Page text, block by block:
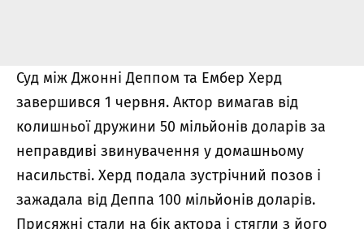
Суд між Джонні Деппом та Ембер Херд
завершився 1 червня. Актор вимагав від
колишньої дружини 50 мільйонів доларів за
неправдиві звинувачення у домашньому
насильстві. Херд подала зустрічний позов і
зажадала від Деппа 100 мільйонів доларів.
Присяжні стали на бік актора і стягли з його